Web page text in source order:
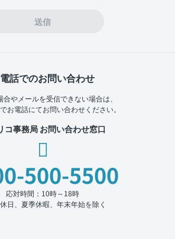
送信
話でのお問い合わせ
合やメールを受信できない場合は、
お電話にてお問い合わせください。
コ事務局 お問い合わせ窓口
500-5500
応対時間：10時～18時
日、夏季休暇、年末年始を除く